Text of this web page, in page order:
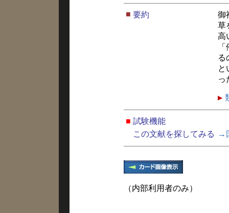
■ 要約
御
草
高
る
と
っ
■ 試験機能
この文献を探してみる
→
（内部利用者のみ）